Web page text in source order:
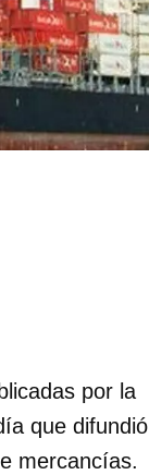
por la
que difundió
mercancías.